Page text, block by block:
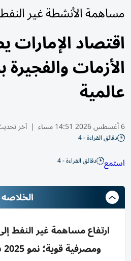
مساهمة الأنشطة غير النفطية
اقتصاد الإمارات
الأزمات والفجيرة
عالمية
6 أغسطس 2026 14:51 مساء | آخر
دقائق القراءة - 4
استمع دقائق القراءة - 4
الخلاصه